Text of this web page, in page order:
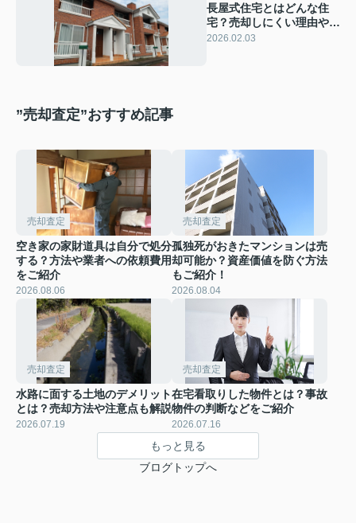
長屋式住宅とはどんな住
宅？売却しにくい理由や売
却方法とともに解説
2026.02.03
”売却査定”おすすめ記事
売却査定
空き家の家財道具は自分で処分
する？方法や業者への依頼費用
をご紹介
2026.08.06
売却査定
孤独死がおきたマンションは売
却可能か？資産価値を防ぐ方法
もご紹介！
2026.08.04
売却査定
水路に面する土地のデメリット
とは？売却方法や注意点も解説
2026.07.19
売却査定
在宅看取りした物件とは？事故
物件の判断などをご紹介
2026.07.16
もっと見る
ブログトップへ